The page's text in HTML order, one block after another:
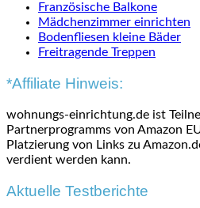
Französische Balkone
Mädchenzimmer einrichten
Bodenfliesen kleine Bäder
Freitragende Treppen
*Affiliate Hinweis:
wohnungs-einrichtung.de ist
Partnerprogramms von Amazon
Platzierung von Links zu
verdient werden kann.
Aktuelle Testberichte